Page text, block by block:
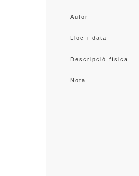
Autor
Lloc i data
Descripció física
Nota